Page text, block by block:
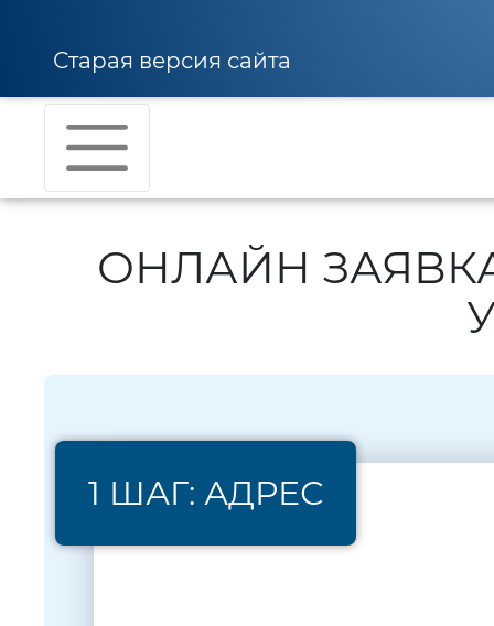
Старая версия сайта
ОНЛАЙН
1 ШАГ: АДРЕС